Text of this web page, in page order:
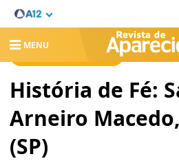
MENU
REVISTA DE APARECIDA
História de Fé:
Arneiro
(SP)